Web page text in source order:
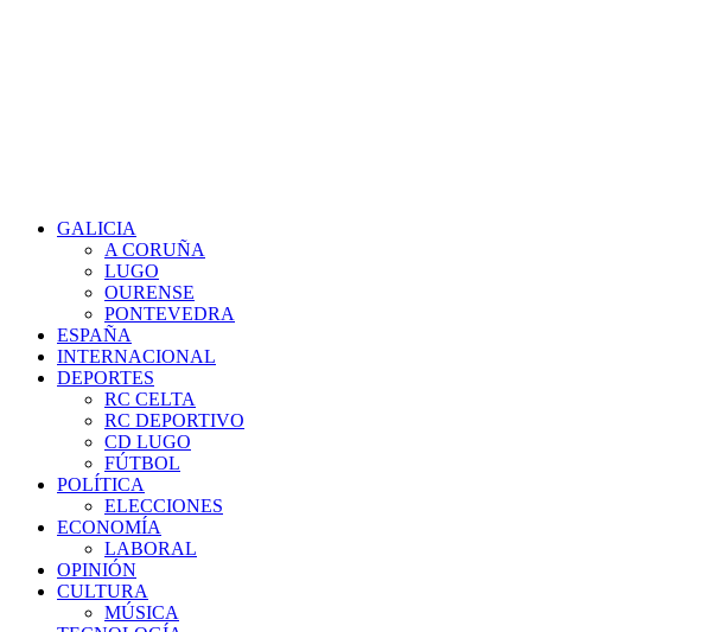
GALICIA
A CORUÑA
LUGO
OURENSE
PONTEVEDRA
ESPAÑA
INTERNACIONAL
DEPORTES
RC CELTA
RC DEPORTIVO
CD LUGO
FÚTBOL
POLÍTICA
ELECCIONES
ECONOMÍA
LABORAL
OPINIÓN
CULTURA
MÚSICA